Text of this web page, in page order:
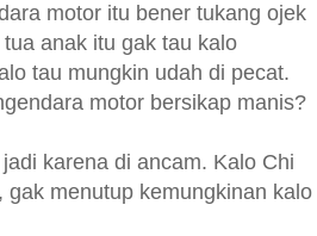
motor itu bener tukang ojek
anak itu gak tau kalo
tau mungkin udah di pecat.
motor bersikap manis?
karena di ancam. Kalo Chi
gak menutup kemungkinan kalo